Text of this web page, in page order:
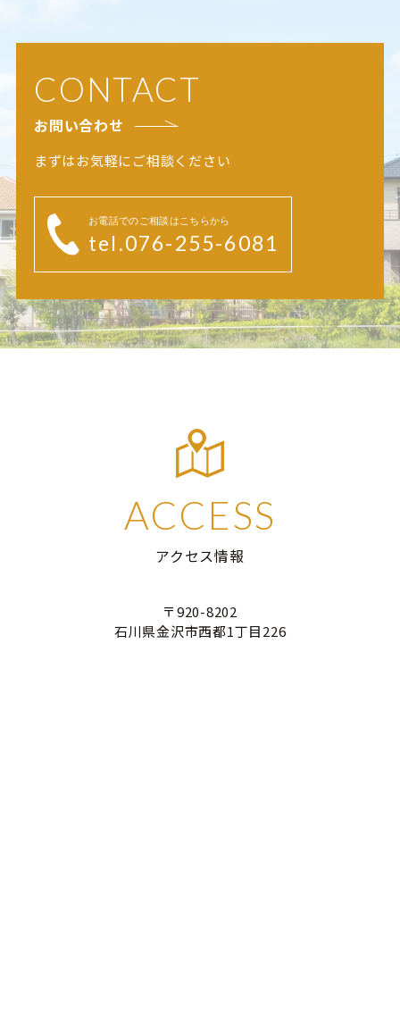
CONTACT
お問い合わせ
まずはお気軽にご相談ください
お電話でのご相談はこちらから
tel.076-255-6081
ACCESS
アクセス情報
〒920-8202
石川県金沢市西都1丁目226